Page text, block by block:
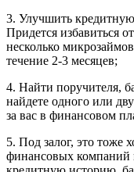
3. Улучшить кредитную
Придется избавиться
несколько
течение 2-3 месяцев;
4. Найти поручителя,
найдете одного или
за вас в финансовом
5. Под залог, это тоже
финансовых компаний